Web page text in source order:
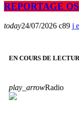
REPORTAGE
today24/07/2026 89
EN COURS DE
play_arrowRadio